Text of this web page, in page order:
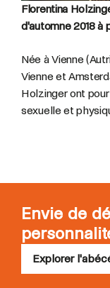
Florentina
d'automne 2018 à
Née à Vienne
Vienne et
Holzinger ont
sexuelle et
Envie de
Explorer